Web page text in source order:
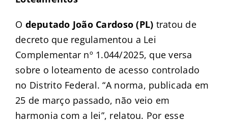
O deputado João Cardoso (PL) tratou de
decreto que regulamentou a Lei
Complementar nº 1.044/2025, que versa
sobre o loteamento de acesso controlado
no Distrito Federal. “A norma, publicada em
25 de março passado, não veio em
harmonia com a lei”, relatou. Por esse